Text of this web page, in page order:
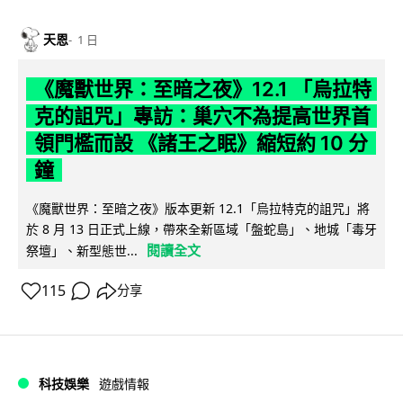
天恩 1 日
《魔獸世界：至暗之夜》12.1 「烏拉特
克的詛咒」專訪：巢穴不為提高世界首
領門檻而設 《諸王之眠》縮短約 10 分
鐘
《魔獸世界：至暗之夜》版本更新 12.1「烏拉特克的詛咒」將
於 8 月 13 日正式上線，帶來全新區域「盤蛇島」、地城「毒牙
祭壇」、新型態世...
閱讀全文
115 分享
科技娛樂 遊戲情報